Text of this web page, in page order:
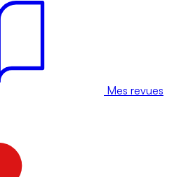
Mes revues